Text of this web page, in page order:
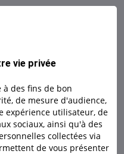
100% digital
vie privée
à des fins de bon
de mesure d'audience,
expérience utilisateur, de
sociaux, ainsi qu'à des
collectées via
de vous présenter